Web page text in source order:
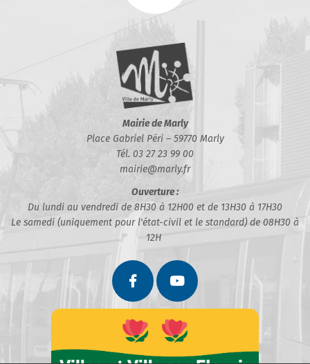
Mairie de Marly
Place Gabriel Péri – 59770 Marly
Tél. 03 27 23 99 00
mairie@marly.fr
Ouverture :
Du lundi au vendredi de 8H30 à 12H00 et de 13H30 à 17H30
Le samedi (uniquement pour l'état-civil et le standard) de 08H30 à
12H